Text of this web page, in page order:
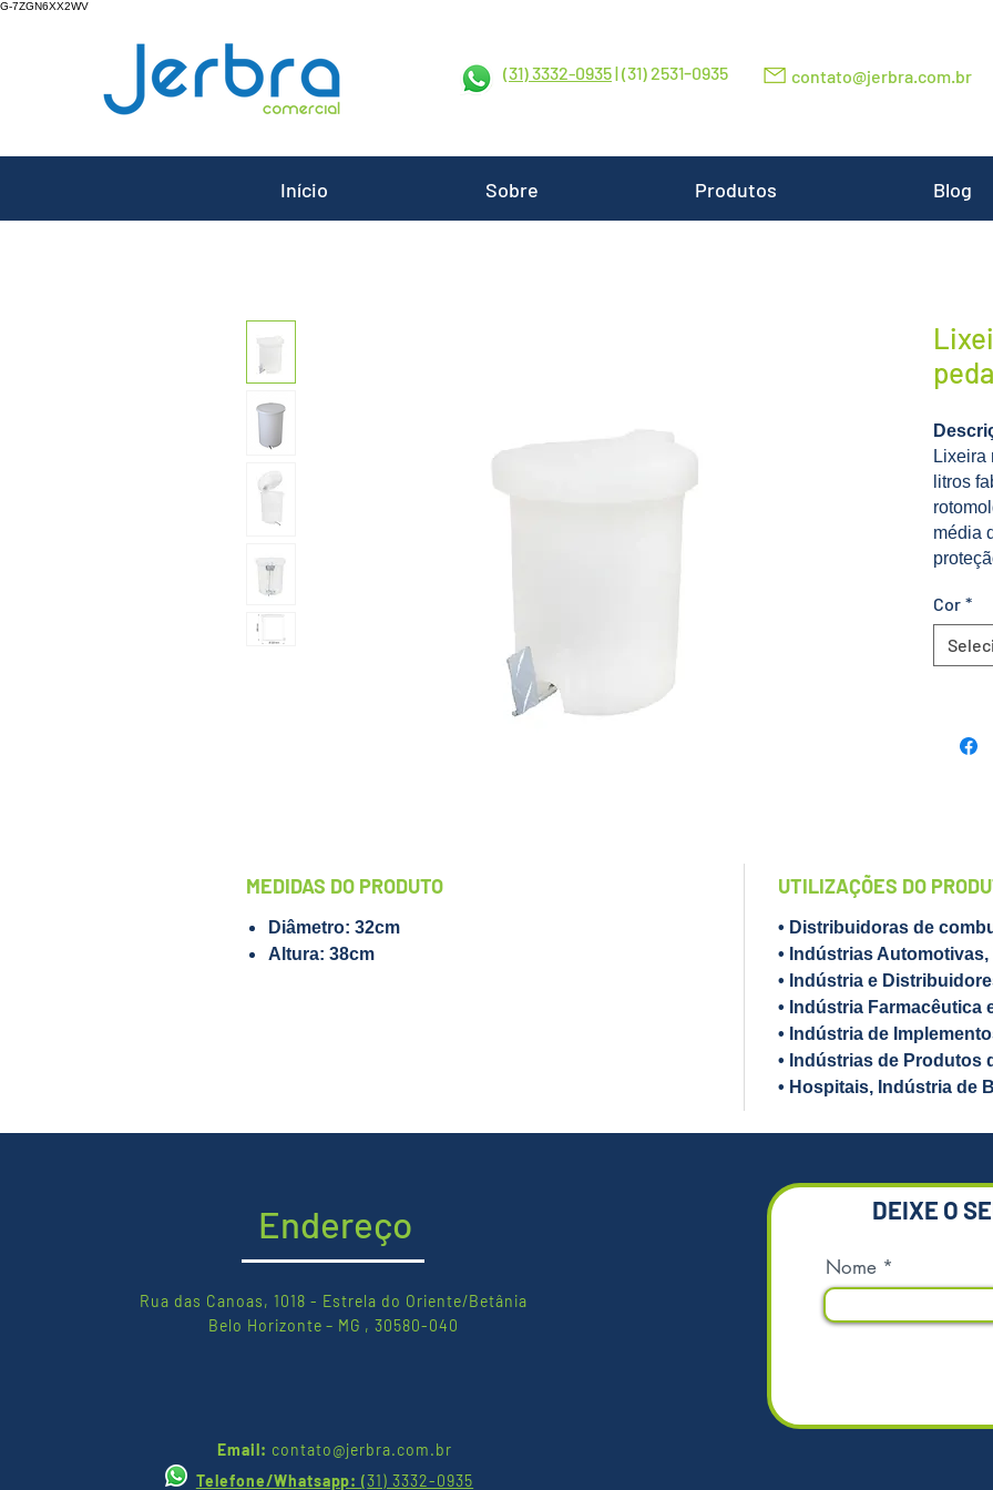
G-7ZGN6XX2WV
(31) 3332-0935| (31) 2531-0935 contato@jerbra.com.br
Lixeira
litros
média
• Fácil
Em
para
Cor *
MEDIDAS DO PRODUTO
Diâmetro: 32cm
Altura: 38cm
UTILIZAÇÕES DO
• Distribuidoras de
• Indústrias
• Indústria e
• Indústria Farmacêutica
• Indústria de
• Indústrias de Produtos
• Hospitais, Indústria de
Início Sobre Produtos Blog
Endereço
Rua das Canoas, 1018 - Estrela do Oriente/Betânia
Belo Horizonte – MG , 30580-040
Email: contato@jerbra.com.br
Telefone/Whatsapp:(31) 3332-0935
DEIXE O
Nome